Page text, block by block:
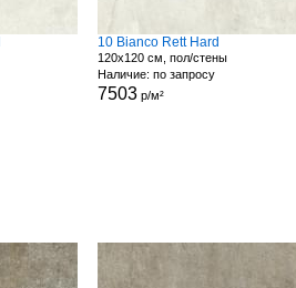
10 Bianco Rett Hard
120x120 см, пол/стены
Наличие: по запросу
7503 р/м²